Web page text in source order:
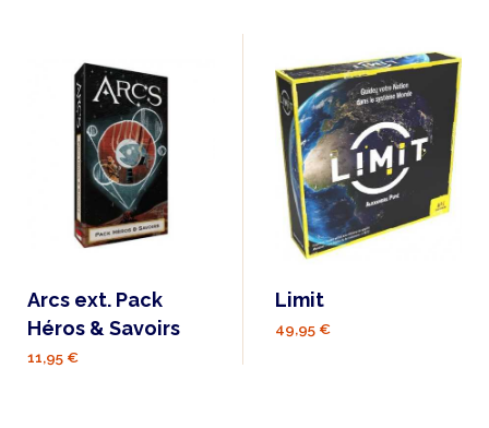
Arcs ext. Pack
Héros & Savoirs
11,95 €
Limit
49,95 €